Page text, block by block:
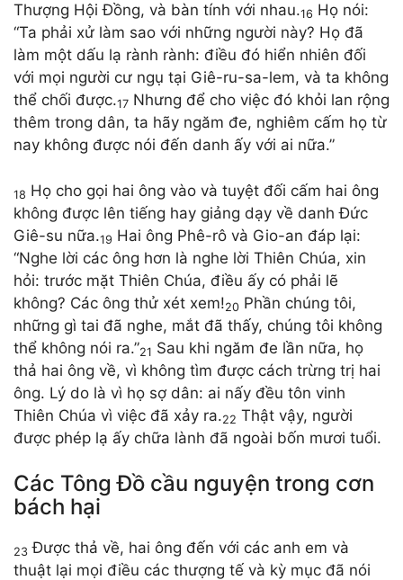
Thượng Hội Đồng, và bàn tính với nhau.16 Họ nói:
“Ta phải xử làm sao với những người này? Họ đã
làm một dấu lạ rành rành: điều đó hiển nhiên đối
với mọi người cư ngụ tại Giê-ru-sa-lem, và ta không
thể chối được.17 Nhưng để cho việc đó khỏi lan rộng
thêm trong dân, ta hãy ngăm đe, nghiêm cấm họ từ
nay không được nói đến danh ấy với ai nữa.”
18 Họ cho gọi hai ông vào và tuyệt đối cấm hai ông
không được lên tiếng hay giảng dạy về danh Đức
Giê-su nữa.19 Hai ông Phê-rô và Gio-an đáp lại:
“Nghe lời các ông hơn là nghe lời Thiên Chúa, xin
hỏi: trước mặt Thiên Chúa, điều ấy có phải lẽ
không? Các ông thử xét xem!20 Phần chúng tôi,
những gì tai đã nghe, mắt đã thấy, chúng tôi không
thể không nói ra.”21 Sau khi ngăm đe lần nữa, họ
thả hai ông về, vì không tìm được cách trừng trị hai
ông. Lý do là vì họ sợ dân: ai nấy đều tôn vinh
Thiên Chúa vì việc đã xảy ra.22 Thật vậy, người
được phép lạ ấy chữa lành đã ngoài bốn mươi tuổi.
Các Tông Đồ cầu nguyện trong cơn
bách hại
23 Được thả về, hai ông đến với các anh em và
thuật lại mọi điều các thượng tế và kỳ mục đã nói